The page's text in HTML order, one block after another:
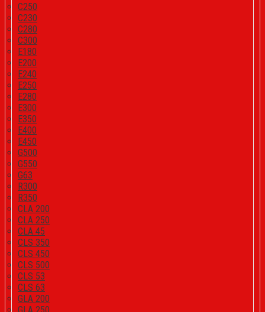
C250
C230
C280
C300
E180
E200
E240
E250
E280
E300
E350
E400
E450
G500
G550
G63
R300
R350
CLA 200
CLA 250
CLA 45
CLS 350
CLS 450
CLS 500
CLS 53
CLS 63
GLA 200